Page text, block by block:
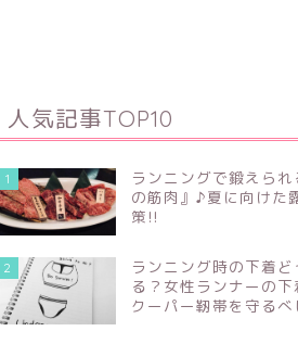
人気記事TOP10
1
ランニングで鍛えられ
の筋肉』♪夏に向けた
策!!
2
ランニング時の下着ど
る？女性ランナーの
クーパー靭帯を守るべ